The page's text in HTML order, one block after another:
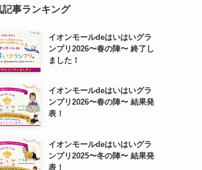
記事ランキング
イオンモールdeはいはいグラ
ンプリ2026〜春の陣〜 終了し
ました！
イオンモールdeはいはいグラ
ンプリ2026〜春の陣〜 結果発
表！
イオンモールdeはいはいグラ
ンプリ2025〜冬の陣〜 結果発
表！